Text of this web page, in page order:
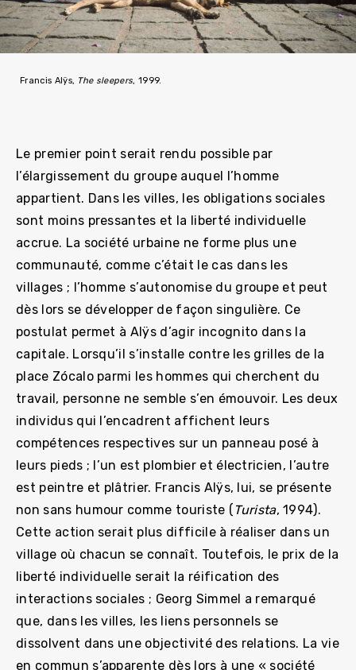
Francis Alÿs, The sleepers, 1999.
Le premier point serait rendu possible par
l’élargissement du groupe auquel l’homme
appartient. Dans les villes, les obligations sociales
sont moins pressantes et la liberté individuelle
accrue. La société urbaine ne forme plus une
communauté, comme c’était le cas dans les
villages ; l’homme s’autonomise du groupe et peut
dès lors se développer de façon singulière. Ce
postulat permet à Alÿs d’agir incognito dans la
capitale. Lorsqu’il s’installe contre les grilles de la
place Zócalo parmi les hommes qui cherchent du
travail, personne ne semble s’en émouvoir. Les deux
individus qui l’encadrent affichent leurs
compétences respectives sur un panneau posé à
leurs pieds ; l’un est plombier et électricien, l’autre
est peintre et plâtrier. Francis Alÿs, lui, se présente
non sans humour comme touriste ( Turista, 1994).
Cette action serait plus difficile à réaliser dans un
village où chacun se connaît. Toutefois, le prix de la
liberté individuelle serait la réification des
interactions sociales ; Georg Simmel a remarqué
que, dans les villes, les liens personnels se
dissolvent dans une objectivité des relations. La vie
en commun s’apparente dès lors à une « société